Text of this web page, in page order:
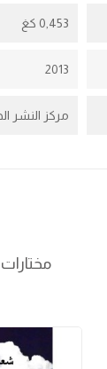
0,453 كغ
2013
مركز النشر